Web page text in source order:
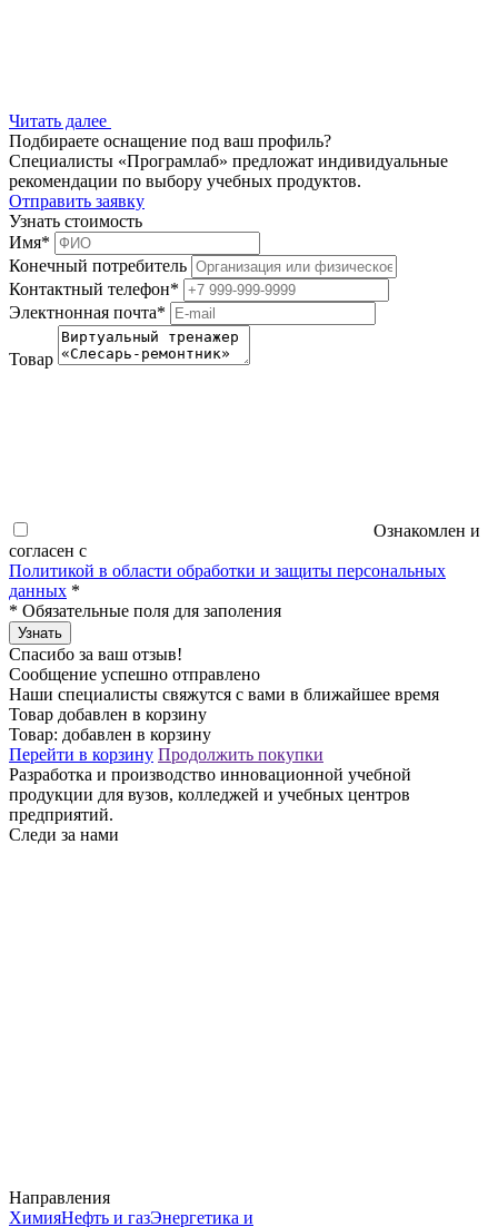
Читать далее
Подбираете оснащение под ваш профиль?
Специалисты «Програмлаб» предложат индивидуальные
рекомендации по выбору учебных продуктов.
Отправить заявку
Узнать стоимость
Имя*
Конечный потребитель
Контактный телефон*
Электнонная почта*
Товар
Ознакомлен и
согласен с
Политикой в области обработки и защиты персональных
данных *
* Обязательные поля для заполения
Узнать
Спасибо за ваш отзыв!
Сообщение успешно отправлено
Наши специалисты свяжутся с вами в ближайшее время
Товар добавлен в корзину
Товар: добавлен в корзину
Перейти в корзину Продолжить покупки
Разработка и производство инновационной учебной
продукции для вузов, колледжей и учебных центров
предприятий.
Следи за нами
Направления
ХимияНефть и газЭнергетика и